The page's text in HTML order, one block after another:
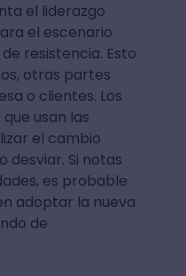
el liderazgo
el escenario
resistencia. Esto
otras partes
o clientes. Los
usan las
el cambio
desviar. Si notas
es probable
adoptar la nueva
de